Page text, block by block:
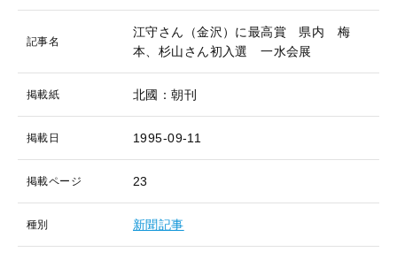
記事名
江守さん（金沢）に最高賞 県内 梅
本、杉山さん初入選 一水会展
掲載紙 北國：朝刊
掲載日 1995-09-11
掲載ページ 23
種別 新聞記事